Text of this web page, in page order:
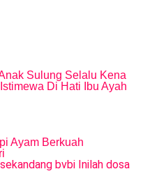
Sulung Selalu Kena
Di Hati Ibu Ayah
Ayam Berkuah